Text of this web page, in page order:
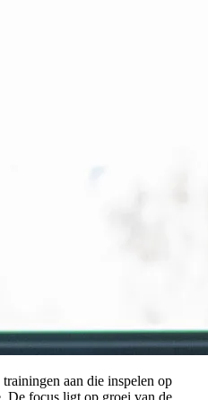
aan die inspelen op